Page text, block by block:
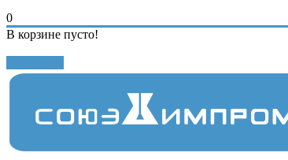
0
В корзине пусто!